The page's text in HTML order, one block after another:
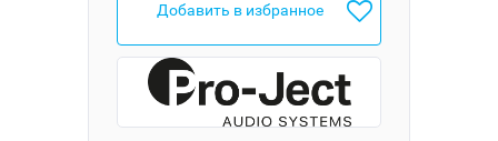
Добавить в избранное